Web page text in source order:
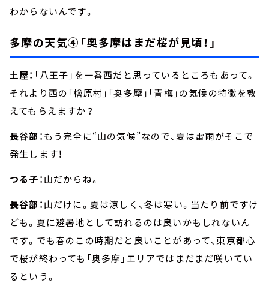
わからないんです。
多摩の天気④「奥多摩はまだ桜が見頃！」
土屋： 「八王子」を一番西だと思っているところもあって。
それより西の「檜原村」「奥多摩」「青梅」の気候の特徴を教
えてもらえますか？
長谷部：もう完全に“山の気候”なので、夏は雷雨がそこで
発生します！
つる子：山だからね。
長谷部：山だけに。夏は涼しく、冬は寒い。当たり前ですけ
ども。夏に避暑地として訪れるのは良いかもしれないん
です。でも春のこの時期だと良いことがあって、東京都心
で桜が終わっても「奥多摩」エリアではまだまだ咲いてい
るという。